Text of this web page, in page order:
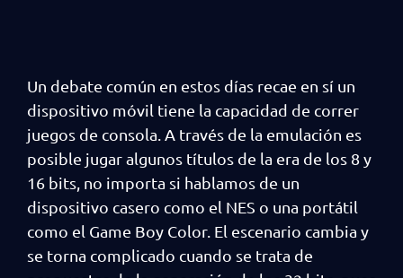
Un debate común en estos días recae en sí un
dispositivo móvil tiene la capacidad de correr
juegos de consola. A través de la emulación es
posible jugar algunos títulos de la era de los 8 y
16 bits, no importa si hablamos de un
dispositivo casero como el NES o una portátil
como el Game Boy Color. El escenario cambia y
se torna complicado cuando se trata de